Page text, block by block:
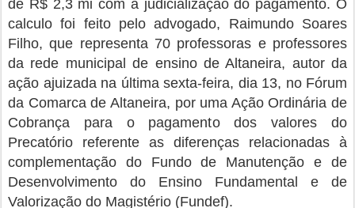
de R$ 2,3 mi com a judicialização do pagamento. O
calculo foi feito pelo advogado, Raimundo Soares
Filho, que representa 70 professoras e professores
da rede municipal de ensino de Altaneira, autor da
ação ajuizada na última sexta-feira, dia 13, no Fórum
da Comarca de Altaneira, por uma Ação Ordinária de
Cobrança para o pagamento dos valores do
Precatório referente as diferenças relacionadas à
complementação do Fundo de Manutenção e de
Desenvolvimento do Ensino Fundamental e de
Valorização do Magistério (Fundef).